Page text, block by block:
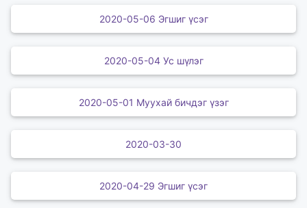
2020-05-06 Эгшиг үсэг
2020-05-04 Ус шүлэг
2020-05-01 Муухай бичдэг үзэг
2020-03-30
2020-04-29 Эгшиг үсэг